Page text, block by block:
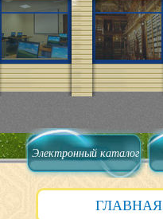
Электронный каталог
ГЛАВНАЯ